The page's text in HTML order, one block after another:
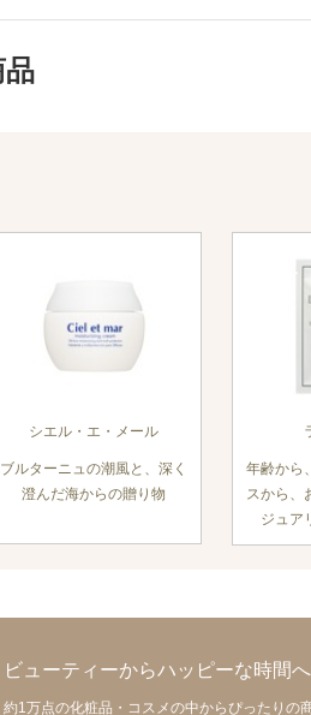
シエル・エ・メール
ブルターニュの潮風と、深く
澄んだ海からの贈り物
年齢から
スから、
ジュア
ビューティーからハッピーな時間へ
約1万点の化粧品・コスメの中からぴったりの